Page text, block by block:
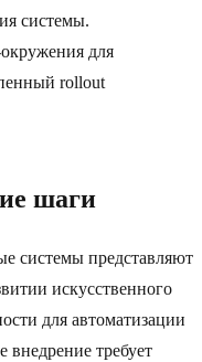
системы.
окружения для
rollout
шаги
системы представляют
искусственного
для автоматизации
требует